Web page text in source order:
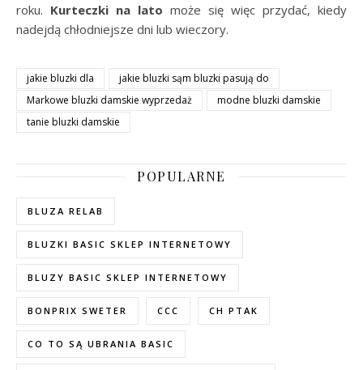
roku. Kurteczki na lato może się więc przydać, kiedy
nadejdą chłodniejsze dni lub wieczory.
jakie bluzki dla
jakie bluzki sąm bluzki pasują do
Markowe bluzki damskie wyprzedaż
modne bluzki damskie
tanie bluzki damskie
POPULARNE
BLUZA RELAB
BLUZKI BASIC SKLEP INTERNETOWY
BLUZY BASIC SKLEP INTERNETOWY
BONPRIX SWETER CCC CH PTAK
CO TO SĄ UBRANIA BASIC